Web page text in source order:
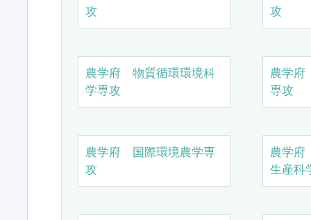
攻
攻
農学府 物質循環環境科
学専攻
農学
専攻
農学府 国際環境農学専
攻
農学
生産科